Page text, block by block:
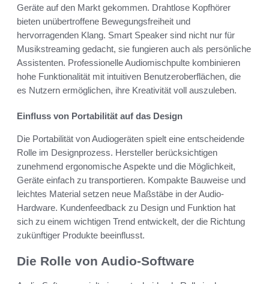
Geräte auf den Markt gekommen. Drahtlose Kopfhörer
bieten unübertroffene Bewegungsfreiheit und
hervorragenden Klang. Smart Speaker sind nicht nur für
Musikstreaming gedacht, sie fungieren auch als persönliche
Assistenten. Professionelle Audiomischpulte kombinieren
hohe Funktionalität mit intuitiven Benutzeroberflächen, die
es Nutzern ermöglichen, ihre Kreativität voll auszuleben.
Einfluss von Portabilität auf das Design
Die Portabilität von Audiogeräten spielt eine entscheidende
Rolle im Designprozess. Hersteller berücksichtigen
zunehmend ergonomische Aspekte und die Möglichkeit,
Geräte einfach zu transportieren. Kompakte Bauweise und
leichtes Material setzen neue Maßstäbe in der Audio-
Hardware. Kundenfeedback zu Design und Funktion hat
sich zu einem wichtigen Trend entwickelt, der die Richtung
zukünftiger Produkte beeinflusst.
Die Rolle von Audio-Software